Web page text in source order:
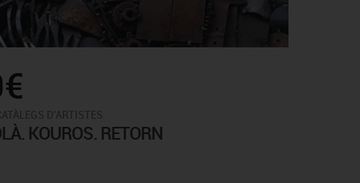
KOUROS. RETORN